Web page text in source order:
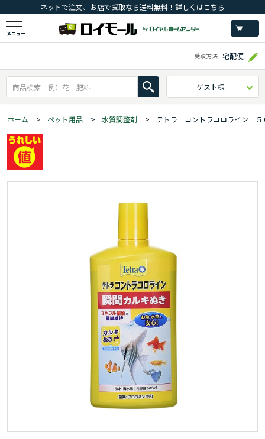
ネットで注文、お店で受取なら送料無料！詳しくはこちら
メニュー
受取方法 宅配便
ゲスト様
ホーム > ペット用品 > 水質調整剤 > テトラ コントラコロライン ５